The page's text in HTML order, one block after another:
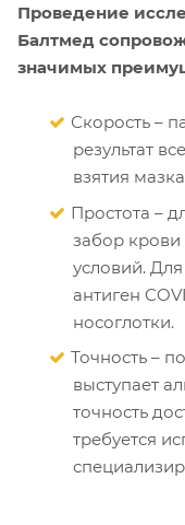
Проведение
Балтмед
значимых
Скорость –
результат
взятия
Простота –
забор
условий.
антиген
носоглотки.
Точность –
выступает
точность
требуется